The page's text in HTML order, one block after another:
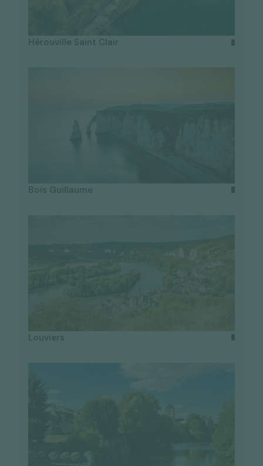
Hérouville Saint Clair
Bois Guillaume
Louviers